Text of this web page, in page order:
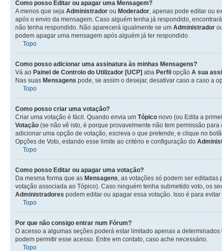
Como posso Editar ou apagar uma Mensagem?
A menos que seja Administrador ou Moderador, apenas pode editar ou
após o envio da mensagem. Caso alguém tenha já respondido,
não tenha respondido. Não aparecerá igualmente se um Administrador
podem apagar uma mensagem após alguém já ter respondido.
Topo
Como posso adicionar uma assinatura às minhas Mensagens?
Vá ao Painel de Controlo do Utilizador [UCP] aba Perfil opção A sua
Nas suas Mensagens pode, se assim o desejar, desativar caso a caso a
Topo
Como posso criar uma votação?
Criar uma votação é fácil. Quando envia um Tópico novo (ou Edita a
Votação (se não vê isto, é porque provavelmente não tem permissão
adicionar uma opção de votação, escreva o que pretende, e clique no
Opções de Voto, estando esse limite ao critério e configuração do
Topo
Como posso Editar ou apagar uma votação?
Da mesma forma que as Mensagens, as votações só podem ser editadas
votação associada ao Tópico). Caso ninguém tenha submetido voto, os
Administradores podem editar ou apagar essa votação. Isso é para
Topo
Por que não consigo entrar num Fórum?
O acesso a algumas seções poderá estar limitado apenas a determinados
podem permitir esse acesso. Entre em contato, caso ache necessário.
Topo